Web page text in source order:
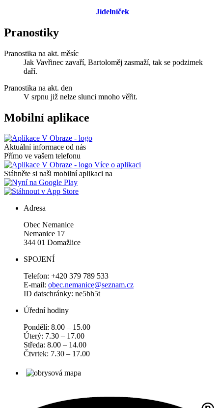
Jídelníček
Pranostiky
Pranostika na akt. měsíc
Jak Vavřinec zavaří, Bartoloměj zasmaží, tak se podzimek
daří.
Pranostika na akt. den
V srpnu již nelze slunci mnoho věřit.
Mobilní aplikace
Aktuální informace od nás
Přímo ve vašem telefonu
Více o aplikaci
Stáhněte si naši mobilní aplikaci na
Adresa
Obec Nemanice
Nemanice 17
344 01 Domažlice
SPOJENÍ
Telefon: +420 379 789 533
E-mail: obec.nemanice@seznam.cz
ID datschránky: ne5bh5t
Úřední hodiny
Pondělí: 8.00 – 15.00
Úterý: 7.30 – 17.00
Středa: 8.00 – 14.00
Čtvrtek: 7.30 – 17.00